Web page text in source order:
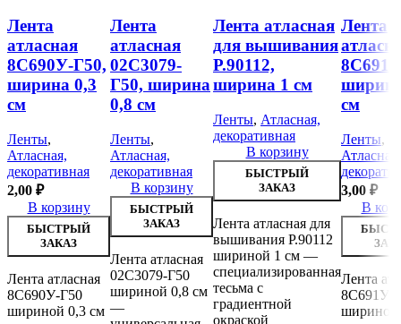
Лента
атласная
8С690У-Г50,
ширина 0,3
см
Ленты,
Атласная,
декоративная
2,00 ₽
В корзину
БЫСТРЫЙ
ЗАКАЗ
Лента атласная
8С690У-Г50
шириной 0,3 см
Лента
атласная
02С3079-
Г50, ширина
0,8 см
Ленты,
Атласная,
декоративная
В корзину
БЫСТРЫЙ
ЗАКАЗ
Лента атласная
02С3079-Г50
шириной 0,8 см
—
Лента атласная
для вышивания
Р.90112,
ширина 1 см
Ленты, Атласная,
декоративная
В корзину
БЫСТРЫЙ
ЗАКАЗ
Лента атласная для
вышивания Р.90112
шириной 1 см —
специализированная
тесьма с
градиентной
окраской
Лента
см
Ленты,
Атласная,
3,00 ₽
В
Лента
8С691У-
шириной